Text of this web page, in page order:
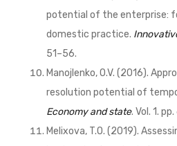
potential of the enterprise:
domestic practice.
51–56.
Manojlenko, O.V. (2016).
resolution potential of
Economy and state. Vol. 1.
Melixova, T.O. (2019).